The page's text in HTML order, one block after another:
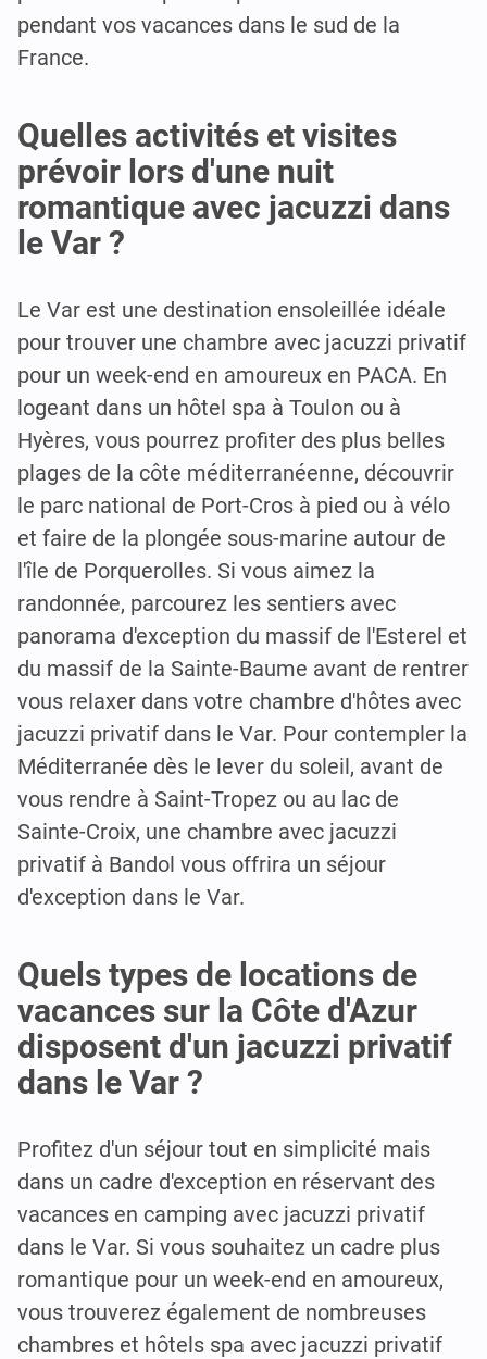
pendant vos vacances dans le sud de la
France.
Quelles activités et visites
prévoir lors d'une nuit
romantique avec jacuzzi dans
le Var ?
Le Var est une destination ensoleillée idéale
pour trouver une chambre avec jacuzzi privatif
pour un week-end en amoureux en PACA. En
logeant dans un hôtel spa à Toulon ou à
Hyères, vous pourrez profiter des plus belles
plages de la côte méditerranéenne, découvrir
le parc national de Port-Cros à pied ou à vélo
et faire de la plongée sous-marine autour de
l'île de Porquerolles. Si vous aimez la
randonnée, parcourez les sentiers avec
panorama d'exception du massif de l'Esterel et
du massif de la Sainte-Baume avant de rentrer
vous relaxer dans votre chambre d'hôtes avec
jacuzzi privatif dans le Var. Pour contempler la
Méditerranée dès le lever du soleil, avant de
vous rendre à Saint-Tropez ou au lac de
Sainte-Croix, une chambre avec jacuzzi
privatif à Bandol vous offrira un séjour
d'exception dans le Var.
Quels types de locations de
vacances sur la Côte d'Azur
disposent d'un jacuzzi privatif
dans le Var ?
Profitez d'un séjour tout en simplicité mais
dans un cadre d'exception en réservant des
vacances en camping avec jacuzzi privatif
dans le Var. Si vous souhaitez un cadre plus
romantique pour un week-end en amoureux,
vous trouverez également de nombreuses
chambres et hôtels spa avec jacuzzi privatif